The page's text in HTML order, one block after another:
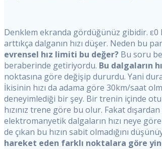
Denklem ekranda gördüğünüz gibidir. ε0
arttıkça dalganın hızı düşer. Neden bu
evrensel hız limiti bu değer? Bu soru
beraberinde getiriyordu. Bu dalgaların
noktasına göre değişip dururdu. Yani
İkisinin hızı da adama göre 30km/saat
deneyimlediği bir şey. Bir trenin içinde
hızınız trene göre bu olur. Fakat
elektromanyetik dalgaların hızı neye
de çıkan bu hızın sabit olmadığını
hareket eden farklı noktalara göre